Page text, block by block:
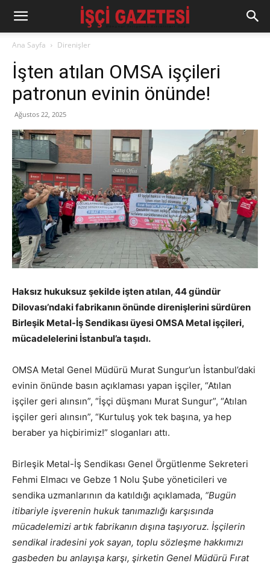
Ana Sayfa Direnişler
İşten atılan OMSA işçileri
patronun evinin önünde!
Ağustos 22, 2025
Haksız hukuksuz şekilde işten atılan, 44 gündür
Dilovası’ndaki fabrikanın önünde direnişlerini sürdüren
Birleşik Metal-İş Sendikası üyesi OMSA Metal işçileri,
mücadelelerini İstanbul’a taşıdı.
OMSA Metal Genel Müdürü Murat Sungur’un İstanbul’daki
evinin önünde basın açıklaması yapan işçiler, “Atılan
işçiler geri alınsın”, “İşçi düşmanı Murat Sungur”, “Atılan
işçiler geri alınsın”, “Kurtuluş yok tek başına, ya hep
beraber ya hiçbirimiz!” sloganları attı.
Birleşik Metal-İş Sendikası Genel Örgütlenme Sekreteri
Fehmi Elmacı ve Gebze 1 Nolu Şube yöneticileri ve
sendika uzmanlarının da katıldığı açıklamada, “Bugün
itibariyle işverenin hukuk tanımazlığı karşısında
mücadelemizi artık fabrikanın dışına taşıyoruz. İşçilerin
sendikal iradesini yok sayan, toplu sözleşme hakkımızı
gasbeden bu anlayışa karşı, şirketin Genel Müdürü Fırat